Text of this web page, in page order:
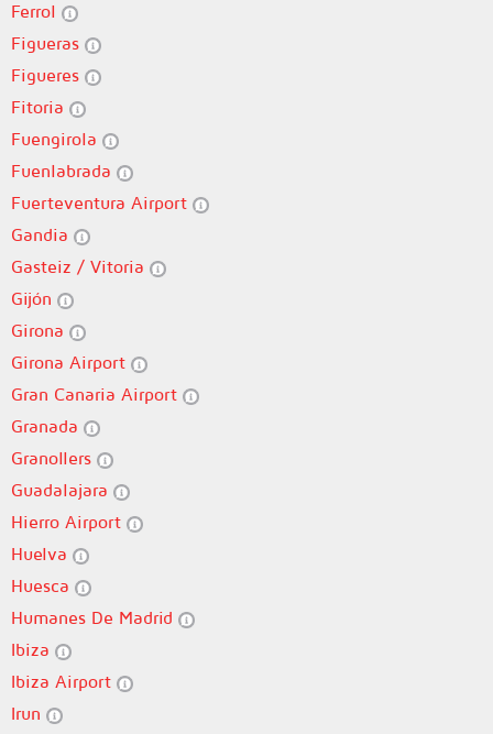
Ferrol
Figueras
Figueres
Fitoria
Fuengirola
Fuenlabrada
Fuerteventura Airport
Gandia
Gasteiz / Vitoria
Gijón
Girona
Girona Airport
Gran Canaria Airport
Granada
Granollers
Guadalajara
Hierro Airport
Huelva
Huesca
Humanes De Madrid
Ibiza
Ibiza Airport
Irun